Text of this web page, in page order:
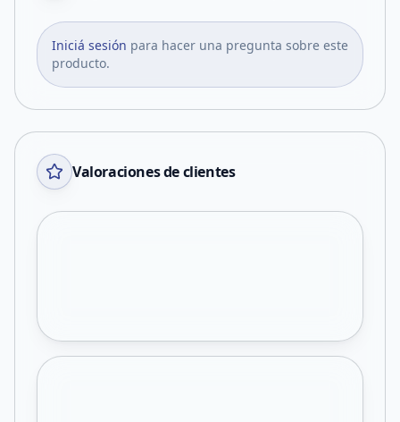
Iniciá sesión para hacer una pregunta sobre este
producto.
Valoraciones de clientes